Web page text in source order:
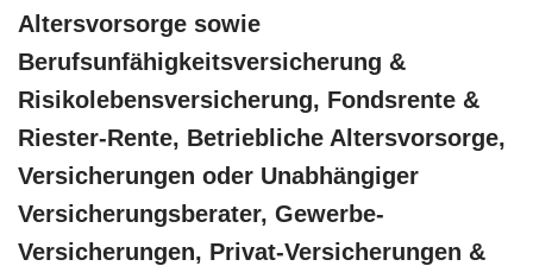
Altersvorsorge sowie
Berufsunfähigkeitsversicherung &
Risikolebensversicherung, Fondsrente &
Riester-Rente, Betriebliche Altersvorsorge,
Versicherungen oder Unabhängiger
Versicherungsberater, Gewerbe-
Versicherungen, Privat-Versicherungen &